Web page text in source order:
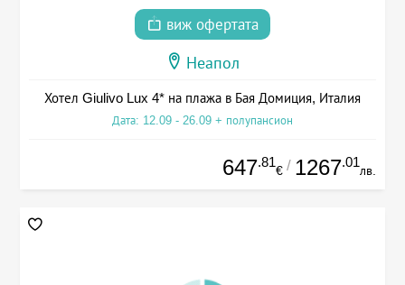
виж офертата
Неапол
Хотел Giulivo Lux 4* на плажа в Бая Домиция, Италия
Дата: 12.09 - 26.09 + полупансион
647.81
€ / 1267.01
лв.